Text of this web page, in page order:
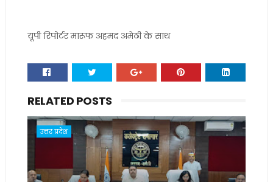
यूपी रिपोर्टर मारूफ अहमद अमेठी के साथ
RELATED POSTS
उत्तर प्रदेश